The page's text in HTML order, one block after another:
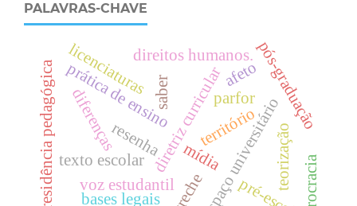
PALAVRAS-CHAVE
resenha território
diretriz curricular
prática de ensino
texto escolar espaço universitário
pós-graduação
saber
mídia
residência pedagógica
direitos humanos.
licenciaturas
parfor
voz estudantilcreche
bases legais
teorização
diferenças
afeto
burocracia